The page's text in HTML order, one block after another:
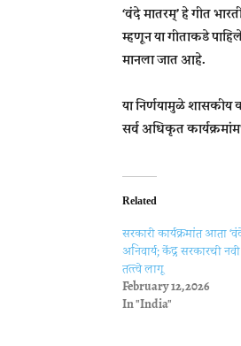
‘वंदे मातरम्’ हे गीत
म्हणून या गीताकडे
मानला जात आहे.
या निर्णयामुळे शासकीय
सर्व अधिकृत
Related
सरकारी कार्यक्रमांत आता
अनिवार्य; केंद्र सरकारची
तत्त्वे लागू
February 12, 2026
In "India"